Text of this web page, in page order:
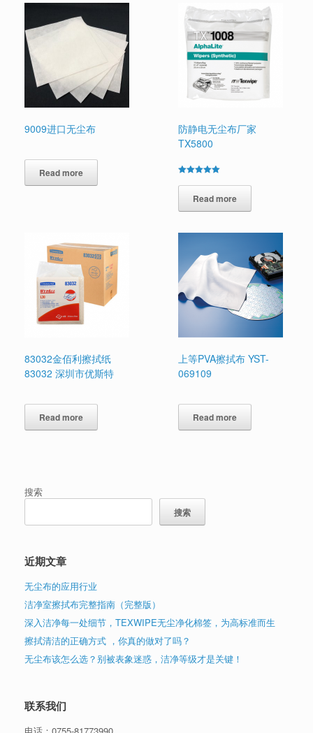
9009进口无尘布
Read more
防静电无尘布厂家
TX5800
5.00
out of 5Read more
83032金佰利擦拭纸
83032 深圳市优斯特
Read more
上等PVA擦拭布 YST-
069109
Read more
搜索
搜索
近期文章
无尘布的应用行业
洁净室擦拭布完整指南（完整版）
深入洁净每一处细节，TEXWIPE无尘净化棉签，为高标准而生
擦拭清洁的正确方式 ，你真的做对了吗？
无尘布该怎么选？别被表象迷惑，洁净等级才是关键！
联系我们